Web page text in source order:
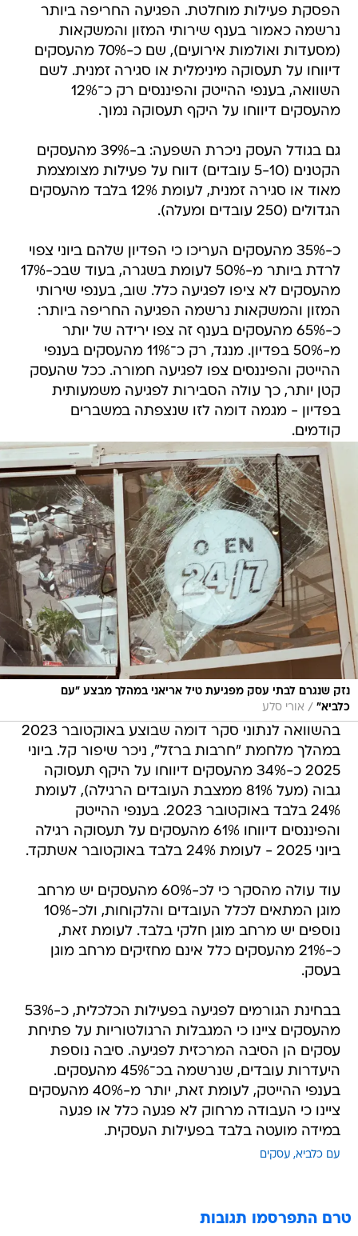
הפסקת פעילות מוחלטת. הפגיעה החריפה ביותר
נרשמה כאמור בענף שירותי המזון והמשקאות
(מסעדות ואולמות אירועים), שם כ-70% מהעסקים
דיווחו על תעסוקה מינימלית או סגירה זמנית. לשם
השוואה, בענפי ההייטק והפיננסים רק כ־12%
מהעסקים דיווחו על היקף תעסוקה נמוך.
גם בגודל העסק ניכרת השפעה: ב-39% מהעסקים
הקטנים (5-10 עובדים) דווח על פעילות מצומצמת
מאוד או סגירה זמנית, לעומת 12% בלבד מהעסקים
הגדולים (250 עובדים ומעלה).
כ-35% מהעסקים העריכו כי הפדיון שלהם ביוני צפוי
לרדת ביותר מ-50% לעומת בשגרה, בעוד שבכ-17%
מהעסקים לא ציפו לפגיעה כלל. שוב, בענפי שירותי
המזון והמשקאות נרשמה הפגיעה החריפה ביותר:
כ-65% מהעסקים בענף זה צפו ירידה של יותר
מ-50% בפדיון. מנגד, רק כ־11% מהעסקים בענפי
ההייטק והפיננסים צפו לפגיעה חמורה. ככל שהעסק
קטן יותר, כך עולה הסבירות לפגיעה משמעותית
בפדיון - מגמה דומה לזו שנצפתה במשברים
קודמים.
נזק שנגרם לבתי עסק מפגיעת טיל אריאני במהלך מבצע "עם
כלביא" / אורי סלע
בהשוואה לנתוני סקר דומה שבוצע באוקטובר 2023
במהלך מלחמת "חרבות ברזל", ניכר שיפור קל. ביוני
2025 כ-34% מהעסקים דיווחו על היקף תעסוקה
גבוה (מעל 81% ממצבת העובדים הרגילה), לעומת
24% בלבד באוקטובר 2023. בענפי ההייטק
והפיננסים דיווחו 61% מהעסקים על תעסוקה רגילה
ביוני 2025 - לעומת 24% בלבד באוקטובר אשתקד.
עוד עולה מהסקר כי לכ-60% מהעסקים יש מרחב
מוגן המתאים לכלל העובדים והלקוחות, ולכ-10%
נוספים יש מרחב מוגן חלקי בלבד. לעומת זאת,
כ-21% מהעסקים כלל אינם מחזיקים מרחב מוגן
בעסק.
בבחינת הגורמים לפגיעה בפעילות הכלכלית, כ-53%
מהעסקים ציינו כי המגבלות הרגולטוריות על פתיחת
עסקים הן הסיבה המרכזית לפגיעה. סיבה נוספת
היעדרות עובדים, שנרשמה בכ־45% מהעסקים.
בענפי ההייטק, לעומת זאת, יותר מ-40% מהעסקים
ציינו כי העבודה מרחוק לא פגעה כלל או פגעה
במידה מועטה בלבד בפעילות העסקית.
עם כלביא עסקים
טרם התפרסמו תגובות